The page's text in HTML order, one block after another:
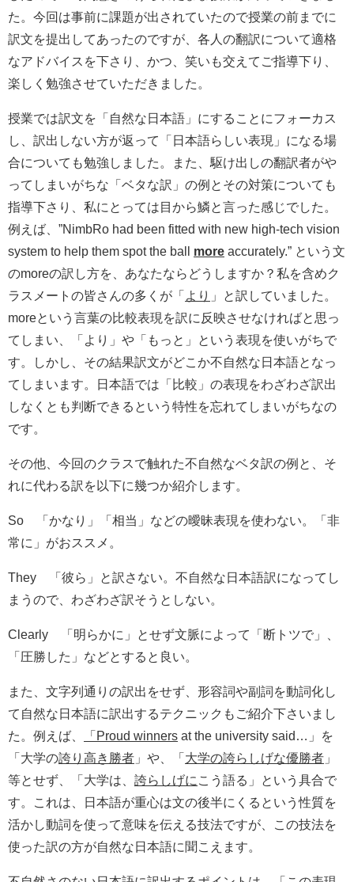
た。今回は事前に課題が出されていたので授業の前までに
訳文を提出してあったのですが、各人の翻訳について適格
なアドバイスを下さり、かつ、笑いも交えてご指導下り、
楽しく勉強させていただきました。
授業では訳文を「自然な日本語」にすることにフォーカス
し、訳出しない方が返って「日本語らしい表現」になる場
合についても勉強しました。また、駆け出しの翻訳者がや
ってしまいがちな「ベタな訳」の例とその対策についても
指導下さり、私にとっては目から鱗と言った感じでした。
例えば、”NimbRo had been fitted with new high-tech vision
system to help them spot the ball more accurately.” という文
のmoreの訳し方を、あなたならどうしますか？私を含めク
ラスメートの皆さんの多くが「
より
」と訳していました。
moreという言葉の比較表現を訳に反映させなければと思っ
てしまい、「より」や「もっと」という表現を使いがちで
す。しかし、その結果訳文がどこか不自然な日本語となっ
てしまいます。日本語では「比較」の表現をわざわざ訳出
しなくとも判断できるという特性を忘れてしまいがちなの
です。
その他、今回のクラスで触れた不自然なベタ訳の例と、そ
れに代わる訳を以下に幾つか紹介します。
So 「かなり」「相当」などの曖昧表現を使わない。「非
常に」がおススメ。
They 「彼ら」と訳さない。不自然な日本語訳になってし
まうので、わざわざ訳そうとしない。
Clearly 「明らかに」とせず文脈によって「断トツで」、
「圧勝した」などとすると良い。
また、文字列通りの訳出をせず、形容詞や副詞を動詞化し
て自然な日本語に訳出するテクニックもご紹介下さいまし
た。例えば、
「 Proud winners at the university said…」を
「大学の誇り高き勝者 」や、「 大学の誇らしげな優勝者 」
等とせず、「大学は、 誇らしげに こう語る」という具合で
す。これは、日本語が重心は文の後半にくるという性質を
活かし動詞を使って意味を伝える技法ですが、この技法を
使った訳の方が自然な日本語に聞こえます。